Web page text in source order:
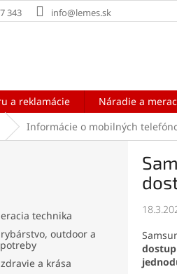
343 info@lemes.sk
a reklamácie Náradie a
Informácie o mobilných
technika
outdoor a
a krása